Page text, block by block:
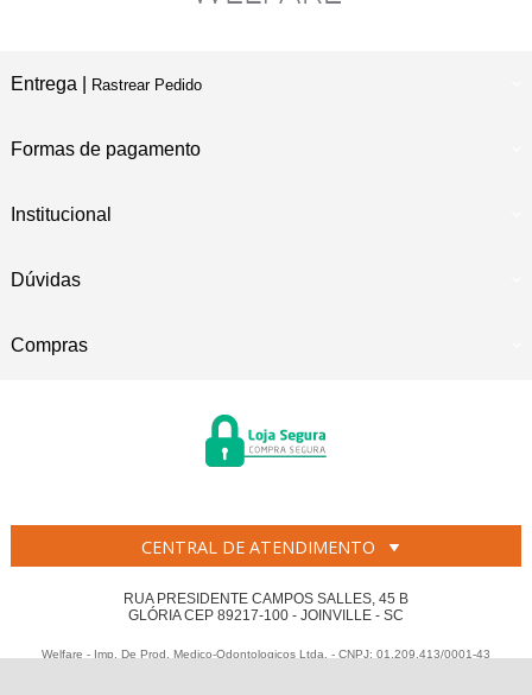
Entrega | Rastrear Pedido
Formas de pagamento
Institucional
Dúvidas
Compras
CENTRAL DE ATENDIMENTO
RUA PRESIDENTE CAMPOS SALLES, 45 B
GLÓRIA CEP 89217-100 - JOINVILLE - SC
Welfare - Imp. De Prod. Medico-Odontologicos Ltda. - CNPJ: 01.209.413/0001-43